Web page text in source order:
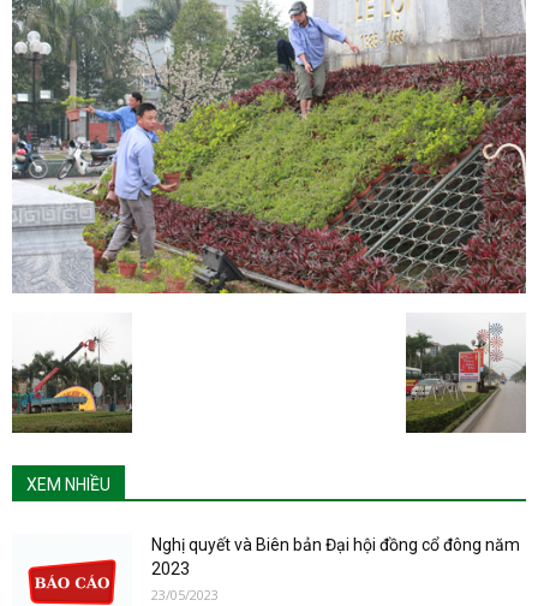
XEM NHIỀU
Nghị quyết và Biên bản Đại hội đồng cổ đông năm
2023
23/05/2023